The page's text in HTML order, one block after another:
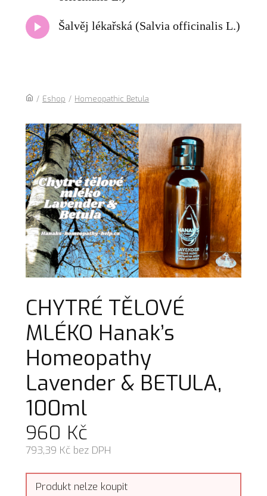
Šalvěj lékařská (Salvia officinalis L.)
/ Eshop / Homeopathic Betula
CHYTRÉ TĚLOVÉ
MLÉKO Hanak’s
Homeopathy
Lavender & BETULA,
100ml
960 Kč
793,39 Kč bez DPH
Produkt nelze koupit